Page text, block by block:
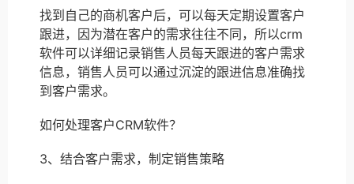
找到自己的商机客户后，可以每天定期设置客户
跟进，因为潜在客户的需求往往不同，所以crm
软件可以详细记录销售人员每天跟进的客户需求
信息，销售人员可以通过沉淀的跟进信息准确找
到客户需求。
如何处理客户CRM软件？
3、结合客户需求，制定销售策略